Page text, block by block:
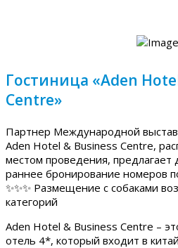
Гостиница «Aden
Centre»
Партнер Международной
Aden Hotel & Business Centre,
местом проведения, предлагает
раннее бронирование номеров
✨✨✨ Размещение с собаками
категорий
Aden Hotel & Business Centre –
отель 4*, который входит в